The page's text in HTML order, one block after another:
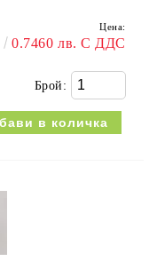
Цена:
0.7460 лв. С ДДС
Брой: